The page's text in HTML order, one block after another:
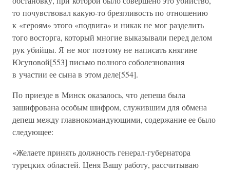
то почувствовал какую-то брезгливость по отношению
к «героям» этого «подвига» и никак не мог разделить
того восторга, который многие выказывали перед делом
рук убийцы. Я не мог поэтому не написать княгине
Юсуповой[553] письмо полного соболезнования
в участии ее сына в этом деле[554].
По приезде в Минск оказалось, что депеша была
зашифрована особым шифром, служившим для обмена
депеш между главнокомандующими, содержание ее было
следующее:
«Желаете принять должность генерал-губернатора
турецких областей. Ценя Вашу работу, рассчитываю